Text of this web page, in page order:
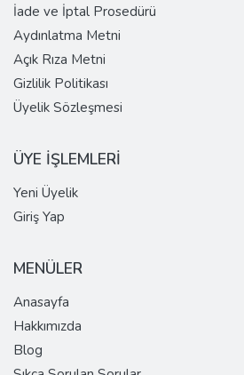
İade ve İptal Prosedürü
Aydınlatma Metni
Açık Rıza Metni
Gizlilik Politikası
Üyelik Sözleşmesi
ÜYE İŞLEMLERİ
Yeni Üyelik
Giriş Yap
MENÜLER
Anasayfa
Hakkımızda
Blog